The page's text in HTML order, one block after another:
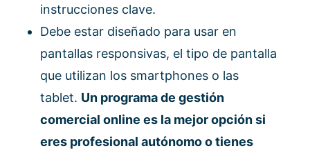
instrucciones clave.
Debe estar diseñado para usar en
pantallas responsivas, el tipo de pantalla
que utilizan los smartphones o las
tablet. Un programa de gestión
comercial online es la mejor opción si
eres profesional autónomo o tienes